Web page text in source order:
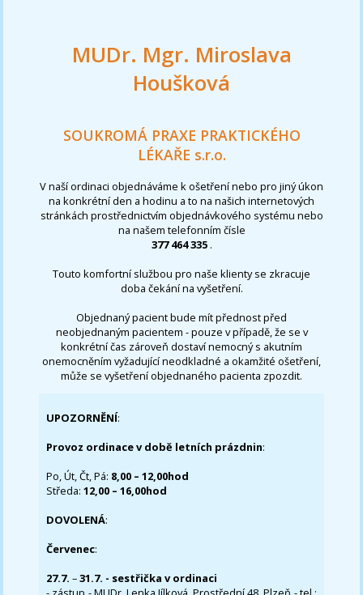
MUDr. Mgr. Miroslava
Houšková
SOUKROMÁ PRAXE PRAKTICKÉHO
LÉKAŘE s.r.o.
V naší ordinaci objednáváme k ošetření nebo pro jiný úkon
na konkrétní den a hodinu a to na našich internetových
stránkách prostřednictvím objednávkového systému nebo
na našem telefonním čísle
377 464 335 .
Touto komfortní službou pro naše klienty se zkracuje
doba čekání na vyšetření.
Objednaný pacient bude mít přednost před
neobjednaným pacientem - pouze v případě, že se v
konkrétní čas zároveň dostaví nemocný s akutním
onemocněním vyžadující neodkladné a okamžité ošetření,
může se vyšetření objednaného pacienta zpozdit.
UPOZORNĚNÍ:
Provoz ordinace v době letních prázdnin:
Po, Út, Čt, Pá: 8,00 – 12,00hod
Středa:12,00 – 16,00hod
DOVOLENÁ:
Červenec:
27.7.–31.7. - sestřička v ordinaci